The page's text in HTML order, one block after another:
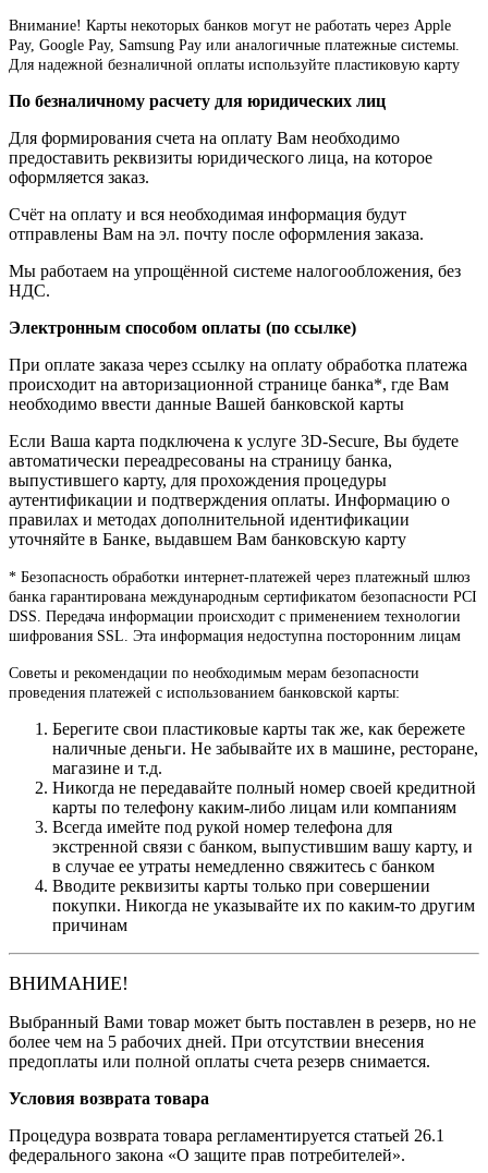
Внимание! Карты некоторых банков могут не работать через Apple
Pay, Google Pay, Samsung Pay или аналогичные платежные системы.
Для надежной безналичной оплаты используйте пластиковую карту
По безналичному расчету для юридических лиц
Для формирования счета на оплату Вам необходимо
предоставить реквизиты юридического лица, на которое
оформляется заказ.
Счёт на оплату и вся необходимая информация будут
отправлены Вам на эл. почту после оформления заказа.
Мы работаем на упрощённой системе налогообложения, без
НДС.
Электронным способом оплаты (по ссылке)
При оплате заказа через ссылку на оплату обработка платежа
происходит на авторизационной странице банка*, где Вам
необходимо ввести данные Вашей банковской карты
Если Ваша карта подключена к услуге 3D-Secure, Вы будете
автоматически переадресованы на страницу банка,
выпустившего карту, для прохождения процедуры
аутентификации и подтверждения оплаты. Информацию о
правилах и методах дополнительной идентификации
уточняйте в Банке, выдавшем Вам банковскую карту
* Безопасность обработки интернет-платежей через платежный шлюз
банка гарантирована международным сертификатом безопасности PCI
DSS. Передача информации происходит с применением технологии
шифрования SSL. Эта информация недоступна посторонним лицам
Советы и рекомендации по необходимым мерам безопасности
проведения платежей с использованием банковской карты:
Берегите свои пластиковые карты так же, как бережете
наличные деньги. Не забывайте их в машине, ресторане,
магазине и т.д.
Никогда не передавайте полный номер своей кредитной
карты по телефону каким-либо лицам или компаниям
Всегда имейте под рукой номер телефона для
экстренной связи с банком, выпустившим вашу карту, и
в случае ее утраты немедленно свяжитесь с банком
Вводите реквизиты карты только при совершении
покупки. Никогда не указывайте их по каким-то другим
причинам
ВНИМАНИЕ!
Выбранный Вами товар может быть поставлен в резерв, но не
более чем на 5 рабочих дней. При отсутствии внесения
предоплаты или полной оплаты счета резерв снимается.
Условия возврата товара
Процедура возврата товара регламентируется статьей 26.1
федерального закона «О защите прав потребителей».